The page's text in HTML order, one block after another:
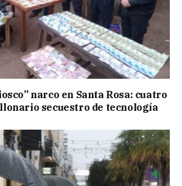
narco en Santa Rosa: cuatro
secuestro de tecnología